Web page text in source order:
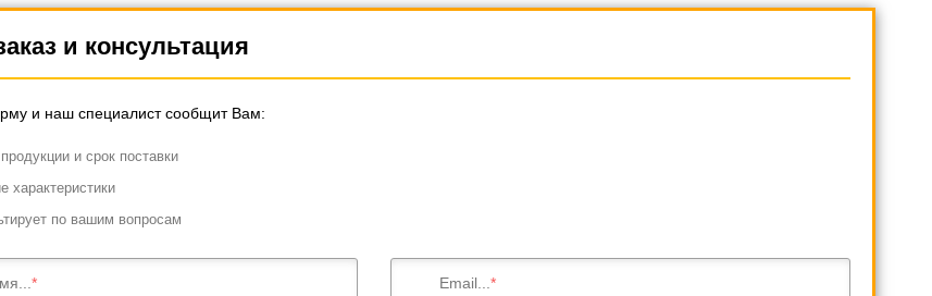
и консультация
и наш специалист сообщит Вам:
и срок поставки
характеристики
по вашим вопросам
Email...